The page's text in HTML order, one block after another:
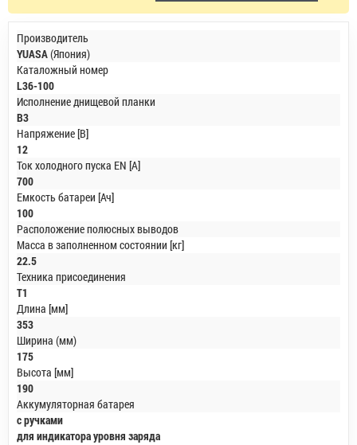
Производитель
YUASA(Япония)
Каталожный номер
L36-100
Исполнение днищевой планки
B3
Напряжение [В]
12
Ток холодного пуска EN [A]
700
Емкость батареи [Ач]
100
Расположение полюсных выводов
Масса в заполненном состоянии [кг]
22.5
Техника присоединения
T1
Длина [мм]
353
Ширина (мм)
175
Высота [мм]
190
Аккумуляторная батарея
с ручками
для индикатора уровня заряда